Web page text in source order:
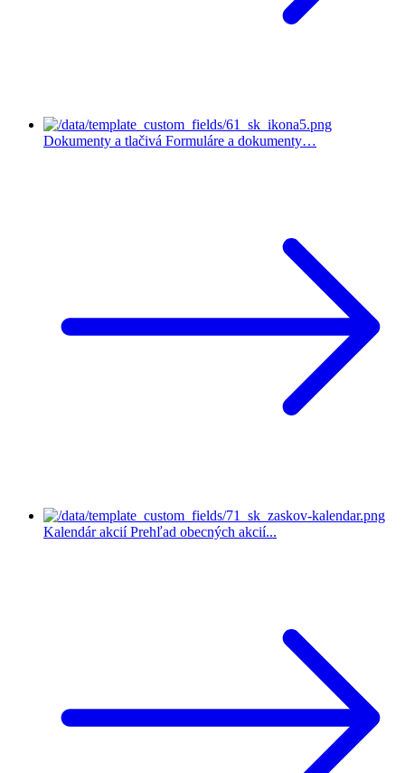
Dokumenty a tlačivá Formuláre a dokumenty…
Kalendár akcií Prehľad obecných akcií...